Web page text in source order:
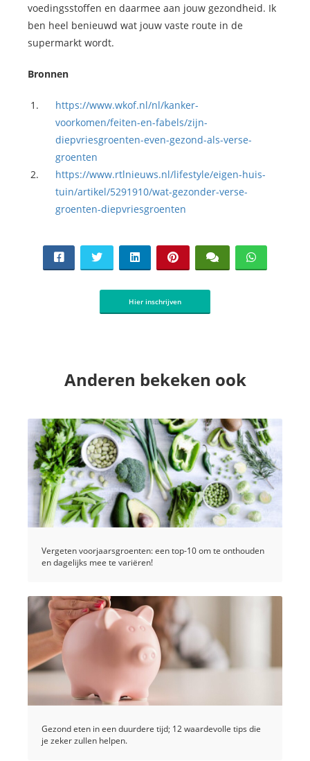
voedingsstoffen en daarmee aan jouw gezondheid. Ik
ben heel benieuwd wat jouw vaste route in de
supermarkt wordt.
Bronnen
https://www.wkof.nl/nl/kanker-
voorkomen/feiten-en-fabels/zijn-
diepvriesgroenten-even-gezond-als-verse-
groenten
https://www.rtlnieuws.nl/lifestyle/eigen-huis-
tuin/artikel/5291910/wat-gezonder-verse-
groenten-diepvriesgroenten
Hier inschrijven
Anderen bekeken ook
Vergeten voorjaarsgroenten: een top-10 om te onthouden
en dagelijks mee te variëren!
Gezond eten in een duurdere tijd; 12 waardevolle tips die
je zeker zullen helpen.